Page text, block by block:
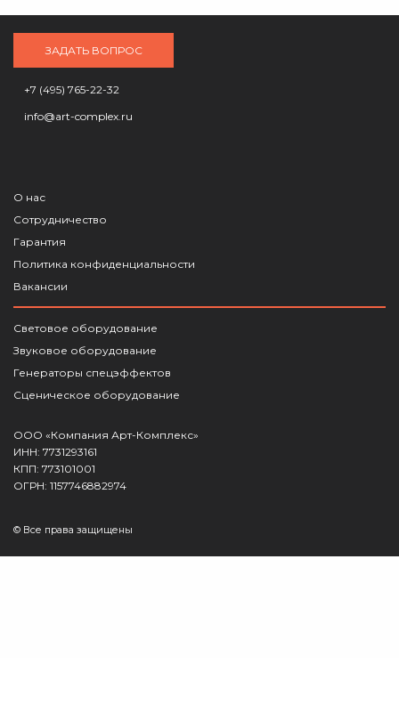
ЗАДАТЬ ВОПРОС
+7 (495) 765-22-32
info@art-complex.ru
О нас
Сотрудничество
Гарантия
Политика конфиденциальности
Вакансии
Световое оборудование
Звуковое оборудование
Генераторы спецэффектов
Сценическое оборудование
ООО «Компания Арт-Комплекс»
ИНН: 7731293161
КПП: 773101001
ОГРН: 1157746882974
© Все права защищены